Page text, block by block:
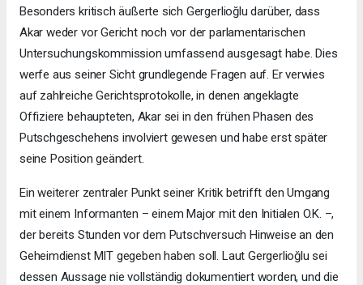
Besonders kritisch äußerte sich Gergerlioğlu darüber, dass
Akar weder vor Gericht noch vor der parlamentarischen
Untersuchungskommission umfassend ausgesagt habe. Dies
werfe aus seiner Sicht grundlegende Fragen auf. Er verwies
auf zahlreiche Gerichtsprotokolle, in denen angeklagte
Offiziere behaupteten, Akar sei in den frühen Phasen des
Putschgeschehens involviert gewesen und habe erst später
seine Position geändert.
Ein weiterer zentraler Punkt seiner Kritik betrifft den Umgang
mit einem Informanten – einem Major mit den Initialen O.K. –,
der bereits Stunden vor dem Putschversuch Hinweise an den
Geheimdienst MIT gegeben haben soll. Laut Gergerlioğlu sei
dessen Aussage nie vollständig dokumentiert worden, und die